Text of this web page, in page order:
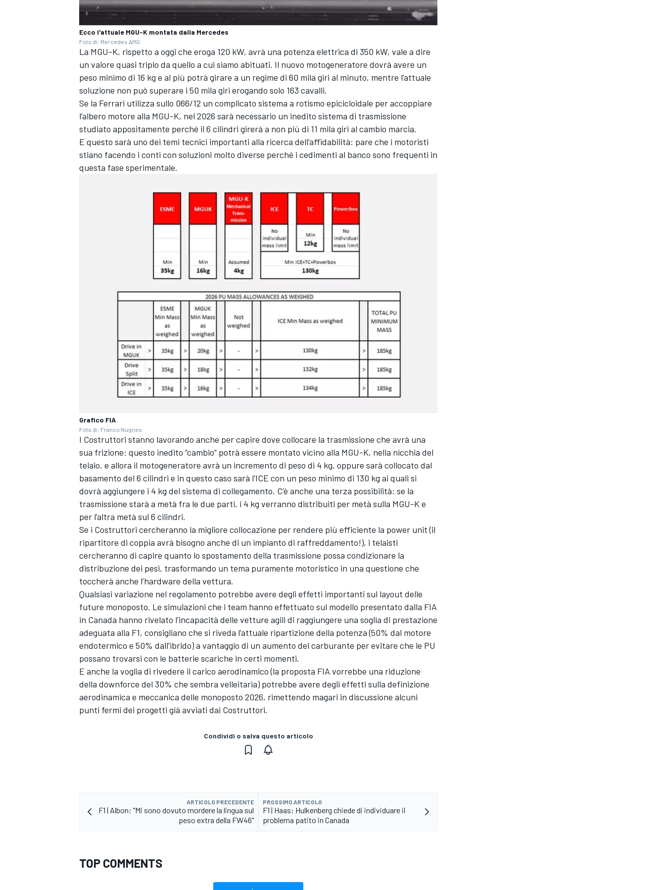
RALLY
Ecco l'attuale MGU-K montata dalla Mercedes
Foto di: Mercedes AMG
La MGU-K, rispetto a oggi che eroga 120 kW, avrà una potenza elettrica di 350 kW, vale a dire
un valore quasi triplo da quello a cui siamo abituati. Il nuovo motogeneratore dovrà avere un
peso minimo di 16 kg e al più potrà girare a un regime di 60 mila giri al minuto, mentre l’attuale
soluzione non può superare i 50 mila giri erogando solo 163 cavalli.
Se la Ferrari utilizza sullo 066/12 un complicato sistema a rotismo epicicloidale per accoppiare
l’albero motore alla MGU-K, nel 2026 sarà necessario un inedito sistema di trasmissione
studiato appositamente perché il 6 cilindri girerà a non più di 11 mila giri al cambio marcia.
E questo sarà uno dei temi tecnici importanti alla ricerca dell’affidabilità: pare che i motoristi
stiano facendo i conti con soluzioni molto diverse perché i cedimenti al banco sono frequenti in
questa fase sperimentale.
Grafico FIA
Foto di: Franco Nugnes
I Costruttori stanno lavorando anche per capire dove collocare la trasmissione che avrà una
sua frizione: questo inedito “cambio” potrà essere montato vicino alla MGU-K, nella nicchia del
telaio, e allora il motogeneratore avrà un incremento di peso di 4 kg, oppure sarà collocato dal
basamento del 6 cilindri e in questo caso sarà l’ICE con un peso minimo di 130 kg ai quali si
dovrà aggiungere i 4 kg del sistema di collegamento. C’è anche una terza possibilità: se la
trasmissione starà a metà fra le due parti, i 4 kg verranno distribuiti per metà sulla MGU-K e
per l’altra metà sul 6 cilindri.
Se i Costruttori cercheranno la migliore collocazione per rendere più efficiente la power unit (il
ripartitore di coppia avrà bisogno anche di un impianto di raffreddamento!), i telaisti
cercheranno di capire quanto lo spostamento della trasmissione possa condizionare la
distribuzione dei pesi, trasformando un tema puramente motoristico in una questione che
toccherà anche l’hardware della vettura.
Qualsiasi variazione nel regolamento potrebbe avere degli effetti importanti sul layout delle
future monoposto. Le simulazioni che i team hanno effettuato sul modello presentato dalla FIA
in Canada hanno rivelato l’incapacità delle vetture agili di raggiungere una soglia di prestazione
adeguata alla F1, consigliano che si riveda l’attuale ripartizione della potenza (50% dal motore
endotermico e 50% dall’ibrido) a vantaggio di un aumento del carburante per evitare che le PU
possano trovarsi con le batterie scariche in certi momenti.
E anche la voglia di rivedere il carico aerodinamico (la proposta FIA vorrebbe una riduzione
della downforce del 30% che sembra velleitaria) potrebbe avere degli effetti sulla definizione
aerodinamica e meccanica delle monoposto 2026, rimettendo magari in discussione alcuni
punti fermi dei progetti già avviati dai Costruttori.
Condividi o salva questo articolo
ARTICOLO PRECEDENTE
F1 | Albon: "Mi sono dovuto mordere la lingua sul
peso extra della FW46"
PROSSIMO ARTICOLO
F1 | Haas: Hulkenberg chiede di individuare il
problema patito in Canada
TOP COMMENTS